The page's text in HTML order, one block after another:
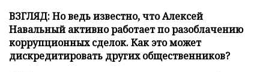
ВЗГЛЯД: Но ведь известно, что Алексей
Навальный активно работает по разоблачению
коррупционных сделок. Как это может
дискредитировать других общественников?